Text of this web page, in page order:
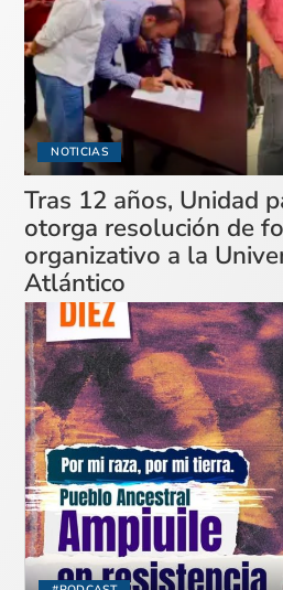
NOTICIAS
Tras 12 años, Unidad
otorga resolución de
organizativo a la
Atlántico